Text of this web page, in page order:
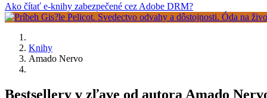
Ako čítať e-knihy zabezpečené cez Adobe DRM?
Knihy
Amado Nervo
Bestsellery v zľave od autora Amado